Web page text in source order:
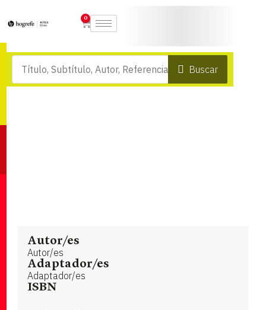
0
Buscar
Autor/es
Autor/es
Adaptador/es
Adaptador/es
ISBN